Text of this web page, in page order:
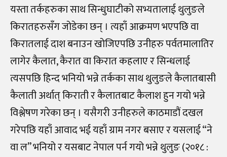
यस्ता तर्कहरुका साथ सिन्धुघाटीको सभ्यतालाई थुलुङले
किरातहरुसँग जोडेका छन् । त्यहाँ आक्रमण भएपछि वा
किरातलाई दाश बनाउन खोजिएपछि उनीहरु पर्वतमालातिर
लागेर कैलात, कैरात वा किरात कहलाए र सिन्धलाई
त्यसपछि हिन्द भनियो भन्ने तर्कका साथ थुलुङले कैलातबासी
कैलाती अर्थात् किराती र कैलातबाट कैलाश हुन गयो भन्ने
विश्लेषण गरेका छन् । यसैगरी उनीहरुले काठमाडौं दखल
गरेपछि यहाँ आवाद भई यहाँ ग्राम नगर बसाए र यसलाई “ने
वा ल” भनियो र यसबाट नेपाल पर्न गयो भन्ने थुलुङ (२०१८ :